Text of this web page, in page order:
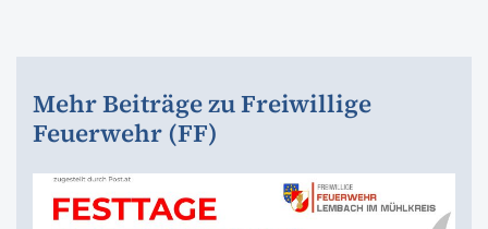
Mehr Beiträge zu Freiwillige
Feuerwehr (FF)